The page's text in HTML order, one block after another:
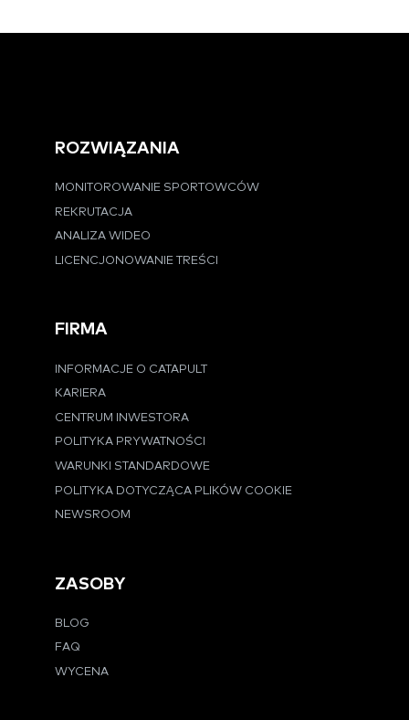
ROZWIĄZANIA
MONITOROWANIE SPORTOWCÓW
REKRUTACJA
ANALIZA WIDEO
LICENCJONOWANIE TREŚCI
FIRMA
INFORMACJE O CATAPULT
KARIERA
CENTRUM INWESTORA
POLITYKA PRYWATNOŚCI
WARUNKI STANDARDOWE
POLITYKA DOTYCZĄCA PLIKÓW COOKIE
NEWSROOM
ZASOBY
BLOG
FAQ
WYCENA